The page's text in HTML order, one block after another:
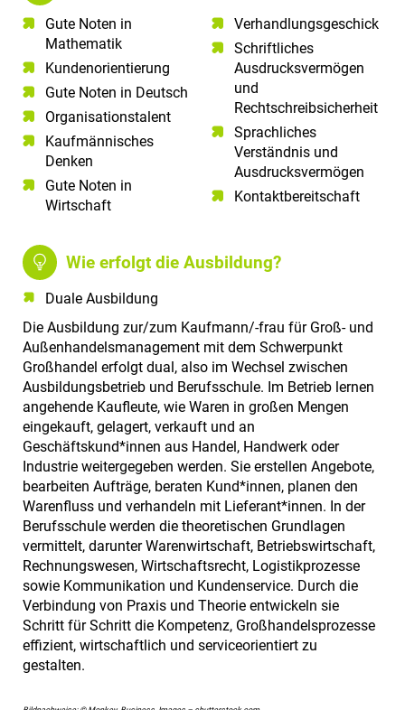
Gute Noten in
Mathematik​
Kundenorientierung​
Gute Noten in Deutsch​
Organisationstalent
Kaufmännisches
Denken
Gute Noten in
Wirtschaft
Verhandlungsgeschick
Schriftliches
Ausdrucksvermögen
und
Rechtschreibsicherheit
Sprachliches
Verständnis und
Ausdrucksvermögen
Kontaktbereitschaft
Wie erfolgt die Ausbildung?
Duale Ausbildung
Die Ausbildung zur/zum Kaufmann/-frau für Groß- und
Außenhandelsmanagement mit dem Schwerpunkt
Großhandel erfolgt dual, also im Wechsel zwischen
Ausbildungsbetrieb und Berufsschule. Im Betrieb lernen
angehende Kaufleute, wie Waren in großen Mengen
eingekauft, gelagert, verkauft und an
Geschäftskund*innen aus Handel, Handwerk oder
Industrie weitergegeben werden. Sie erstellen Angebote,
bearbeiten Aufträge, beraten Kund*innen, planen den
Warenfluss und verhandeln mit Lieferant*innen. In der
Berufsschule werden die theoretischen Grundlagen
vermittelt, darunter Warenwirtschaft, Betriebswirtschaft,
Rechnungswesen, Wirtschaftsrecht, Logistikprozesse
sowie Kommunikation und Kundenservice. Durch die
Verbindung von Praxis und Theorie entwickeln sie
Schritt für Schritt die Kompetenz, Großhandelsprozesse
effizient, wirtschaftlich und serviceorientiert zu
gestalten.